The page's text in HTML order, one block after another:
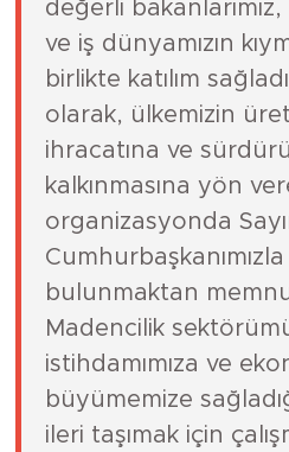
değerli
ve iş dünyamızın
birlikte katılım
olarak, ülkemizin
ihracatına ve
kalkınmasına yön
organizasyonda
bulunmaktan
Madencilik
istihdamımıza ve
büyümemize
ileri taşımak için